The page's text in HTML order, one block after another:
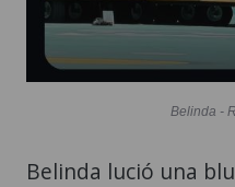
Belinda -
Belinda lució una